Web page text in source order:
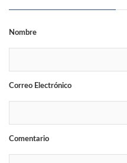
Nombre
Correo Electrónico
Comentario